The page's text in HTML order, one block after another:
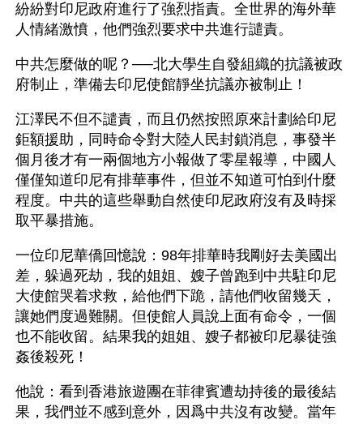
紛紛對印尼政府進行了強烈指責。全世界的海外華
人情緒激憤，他們強烈要求中共進行譴責。
中共怎麼做的呢？──北大學生自發組織的抗議被政
府制止，準備去印尼使館靜坐抗議亦被制止！
江澤民不但不譴責，而且仍然按照原來計劃給印尼
鉅額援助，同時命令對大陸人民封鎖消息，事發半
個月後才有一兩個地方小報做了零星報導，中國人
僅僅知道印尼有排華事件，但並不知道可怕到什麼
程度。中共的這些舉動自然使印尼政府沒有及時採
取平暴措施。
一位印尼華僑回憶說：98年排華時我剛好去美國出
差，躲過死劫，我的姐姐、嫂子曾跑到中共駐印尼
大使館哭着求救，給他們下跪，請他們收留幾天，
讓她們度過難關。但使館人員說上面有命令，一個
也不能收留。結果我的姐姐、嫂子都被印尼暴徒強
姦後殺死！
他說：看到香港旅遊團在菲律賓遭劫持後的最後結
果，我們並不感到意外，因爲中共沒有改變。當年